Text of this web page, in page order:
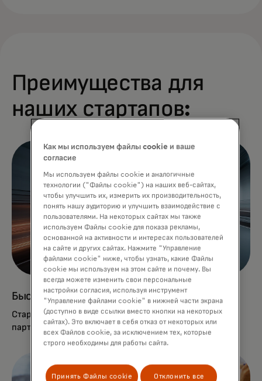
Преимущества для
наших стартапов:
Быстрый путь к масштабированию
Стартапы используют нашу глобальную сеть,
партнерства и финтех-решения на пути к росту.
Как мы используем файлы cookie и ваше
согласие
Мы используем файлы cookie и аналогичные
технологии ("Файлы cookie") на наших веб-сайтах,
чтобы улучшить их, измерить их производительность,
понять нашу аудиторию и улучшить взаимодействие с
пользователями. На некоторых сайтах мы также
используем Файлы cookie для показа рекламы,
основанной на активности и интересах пользователей
на сайте и других сайтах. Нажмите "Управление
файлами cookie" ниже, чтобы узнать, какие Файлы
cookie мы используем на этом сайте и почему. Вы
всегда можете изменить свои персональные
настройки согласия, используя инструмент
"Управление файлами cookie" в нижней части экрана
(доступно в виде ссылки вместо кнопки на некоторых
сайтах). Это включает в себя отказ от некоторых или
всех Файлов cookie, за исключением тех, которые
строго необходимы для работы сайта.
Принять Файлы cookie Отклонить все